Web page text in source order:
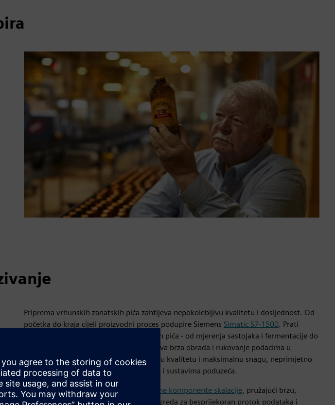
Priprema vrhunskih zanatskih pića zahtijeva nepokolebljivu kvalitetu i dosljednost. Od
početka do kraja cijeli proizvodni proces podupire Siemens Simatic S7-1500. Prati
svaku fazu procesa izrade Bundabergovih pića - od mjerenja sastojaka i fermentacije do
punjenja, označavanja i pakiranja. Njegova brza obrada i rukovanje podacima u
stvarnom vremenu osiguravaju dosljednu kvalitetu i maksimalnu snagu, neprimjetno
se integrirajući sa senzorima, strojevima i sustavima poduzeća.
Unutar pivovare sve je povezano s Mrežne komponente skalacije, pružajući brzu,
pouzdanu komunikaciju industrijskog razreda za besprijekoran protok podataka i